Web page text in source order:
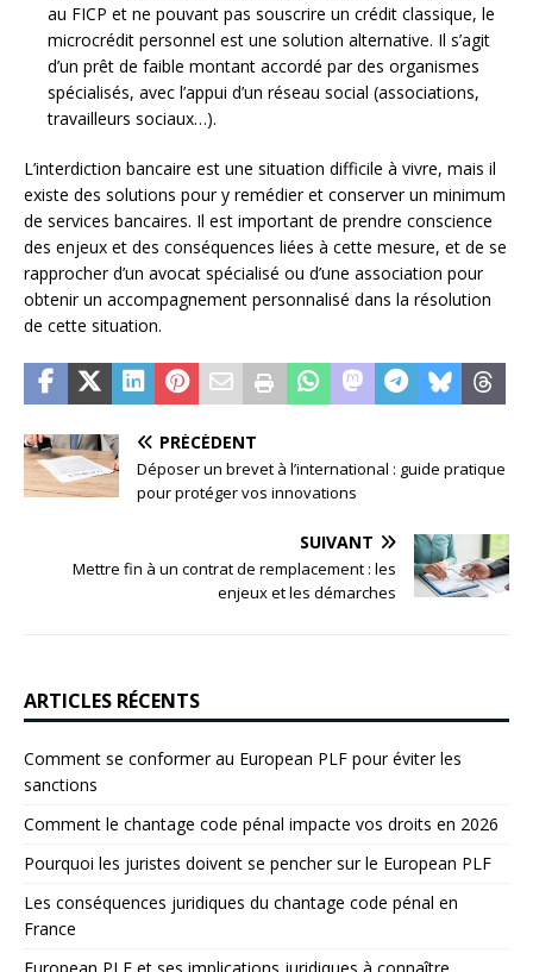
au FICP et ne pouvant pas souscrire un crédit classique, le
microcrédit personnel est une solution alternative. Il s’agit
d’un prêt de faible montant accordé par des organismes
spécialisés, avec l’appui d’un réseau social (associations,
travailleurs sociaux…).
L’interdiction bancaire est une situation difficile à vivre, mais il
existe des solutions pour y remédier et conserver un minimum
de services bancaires. Il est important de prendre conscience
des enjeux et des conséquences liées à cette mesure, et de se
rapprocher d’un avocat spécialisé ou d’une association pour
obtenir un accompagnement personnalisé dans la résolution
de cette situation.
PRÉCÉDENT
Déposer un brevet à l’international : guide pratique
pour protéger vos innovations
SUIVANT
Mettre fin à un contrat de remplacement : les
enjeux et les démarches
ARTICLES RÉCENTS
Comment se conformer au European PLF pour éviter les
sanctions
Comment le chantage code pénal impacte vos droits en 2026
Pourquoi les juristes doivent se pencher sur le European PLF
Les conséquences juridiques du chantage code pénal en
France
European PLF et ses implications juridiques à connaître